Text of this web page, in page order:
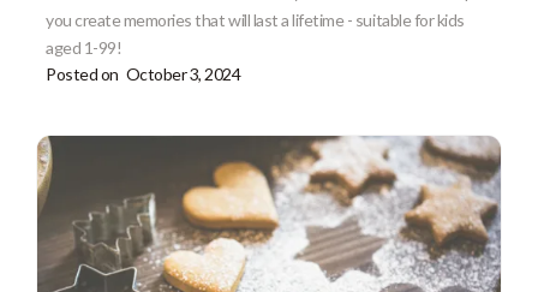
you create memories that will last a lifetime - suitable for kids
aged 1-99!
Posted on October 3, 2024